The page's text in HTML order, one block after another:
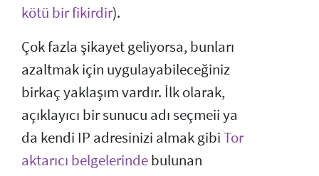
kötü bir fikirdir).
Çok fazla şikayet geliyorsa, bunları
azaltmak için uygulayabileceğiniz
birkaç yaklaşım vardır. İlk olarak,
açıklayıcı bir sunucu adı seçmeii ya
da kendi IP adresinizi almak gibiTor
aktarıcı belgelerindebulunan